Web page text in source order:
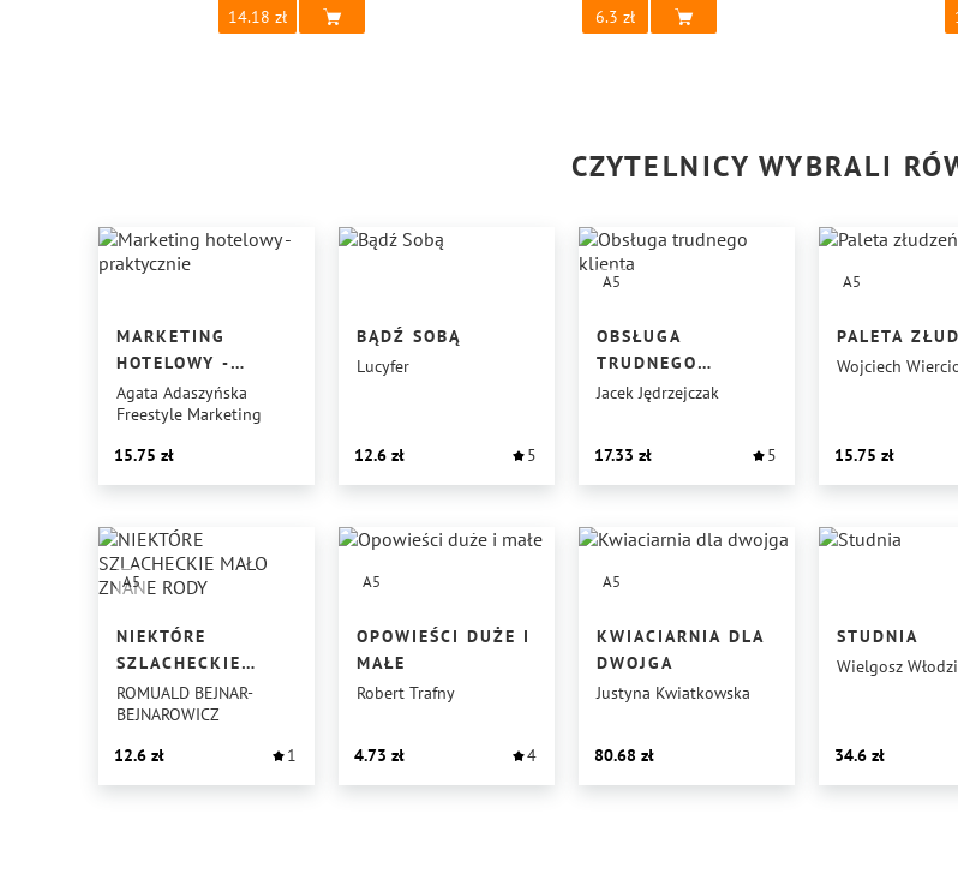
14.18 6.3
CZYTELNICY WYBRALI
MARKETING
HOTELOWY -
PRAKTYCZNIE
Agata Adaszyńska
Freestyle Marketing
15.75
BĄDŹ SOBĄ
Lucyfer
12.6 5
A5
OBSŁUGA
TRUDNEGO
KLIENTA
Jacek Jędrzejczak
17.33 5
A5
PALETA
Wojciech
15.75
A5
NIEKTÓRE
SZLACHECKIE
MAŁO ZNANE RODY
ROMUALD BEJNAR-
BEJNAROWICZ
12.6
1
A5
OPOWIEŚCI DUŻE I
MAŁE
Robert Trafny
4.73 4
A5
KWIACIARNIA DLA
DWOJGA
Justyna Kwiatkowska
80.68
STUDNIA
Wielgosz
34.6